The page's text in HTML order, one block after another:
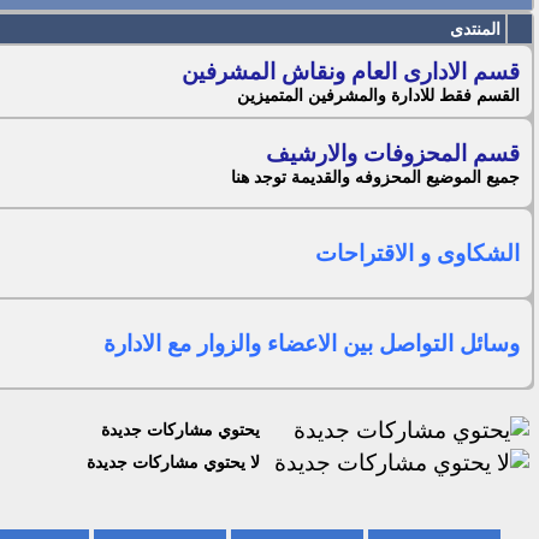
المنتدى
قسم الادارى العام ونقاش المشرفين
القسم فقط للادارة والمشرفين المتميزين
قسم المحزوفات والارشيف
جميع الموضيع المحزوفه والقديمة توجد هنا
الشكاوى و الاقتراحات
وسائل التواصل بين الاعضاء والزوار مع الادارة
يحتوي مشاركات جديدة
لا يحتوي مشاركات جديدة